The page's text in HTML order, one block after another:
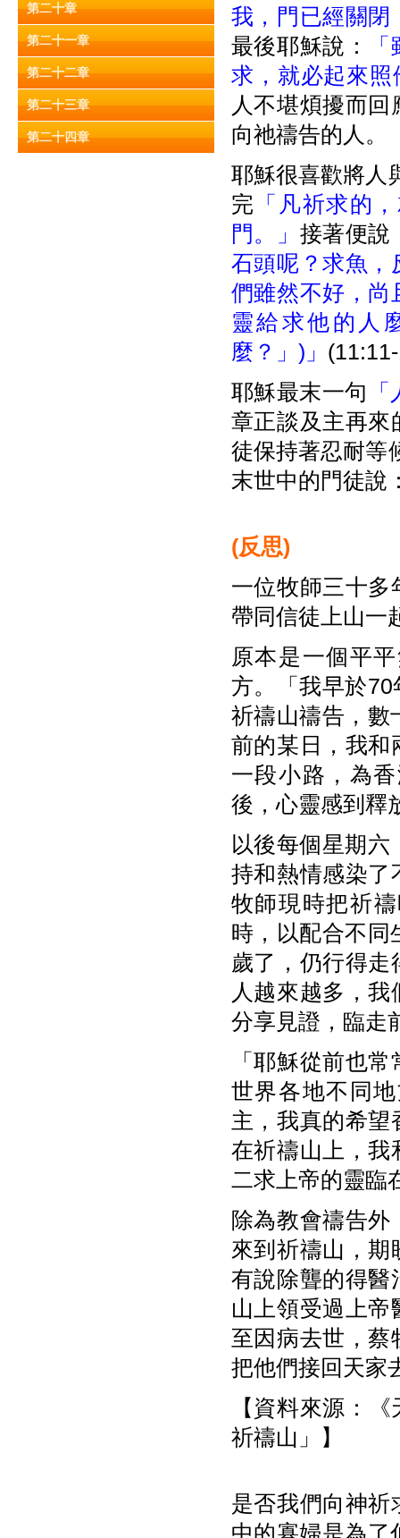
第二十章
第二十一章
第二十二章
第二十三章
第二十四章
我，門已經關閉
最後耶穌說：
求，就必起來
人不堪煩擾而
向祂禱告的人。
耶穌很喜歡將人
完 「凡祈求的
門。」 接著便說
石頭呢？求魚，
們雖然不好，尚
靈給求他的人
麼？」)」
耶穌最末一句
章正談及主再來
徒保持著忍耐等
末世中的門徒說
(反思)
一位牧師三十多
帶同信徒上山一
原本是一個平
方。「我早於
祈禱山禱告，數
前的某日，我和
一段小路，為
後，心靈感到釋
以後每個星期
持和熱情感染了
牧師現時把祈
時，以配合不同
歲了，仍行得
人越來越多，
分享見證，臨走
「耶穌從前也
世界各地不同
主，我真的希望
在祈禱山上，我
二求上帝的靈臨
除為教會禱告
來到祈禱山，期
有說除聾的得醫
山上領受過上
至因病去世，蔡
把他們接回天家
【資料來源：
祈禱山」】
是否我們向神祈
中的寡婦是為了